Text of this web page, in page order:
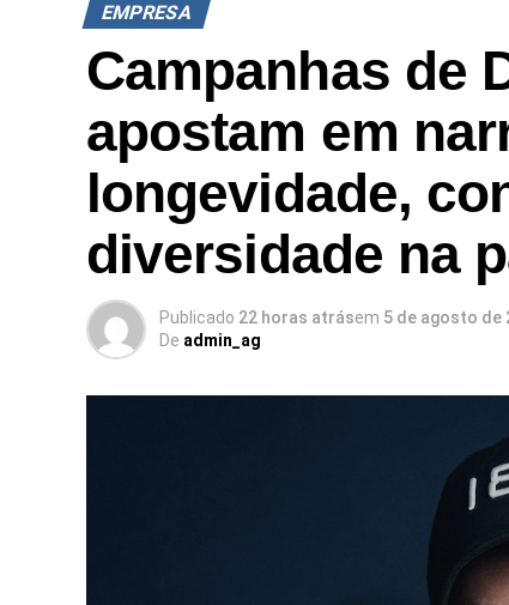
EMPRESA
Campanhas de
apostam em
longevidade,
diversidade na
Publicado 22 horas atrásem 5 de agosto de
De admin_ag